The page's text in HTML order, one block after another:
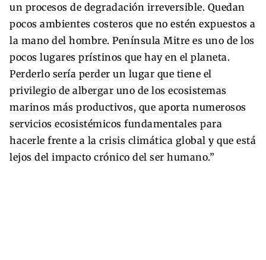
un procesos de degradación irreversible. Quedan
pocos ambientes costeros que no estén expuestos a
la mano del hombre. Península Mitre es uno de los
pocos lugares prístinos que hay en el planeta.
Perderlo sería perder un lugar que tiene el
privilegio de albergar uno de los ecosistemas
marinos más productivos, que aporta numerosos
servicios ecosistémicos fundamentales para
hacerle frente a la crisis climática global y que está
lejos del impacto crónico del ser humano.”